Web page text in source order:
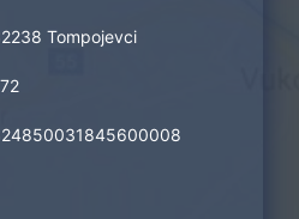
Tompojevci